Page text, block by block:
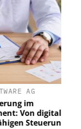
AG
im
Von digitaler
Steuerung